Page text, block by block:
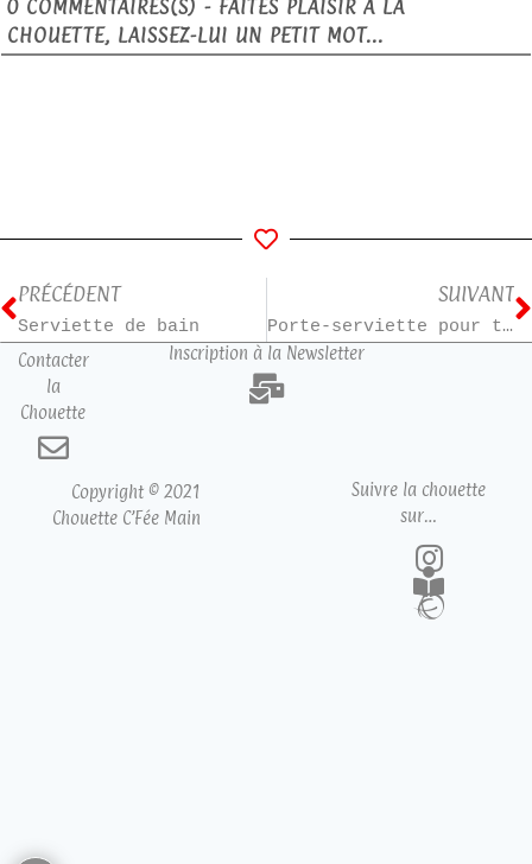
0 COMMENTAIRES(S) - FAITES PLAISIR À LA
CHOUETTE, LAISSEZ-LUI UN PETIT MOT...
PRÉCÉDENT
Serviette de bain
SUIVANT
Porte-serviette pour tata et tonton
Contacter
la
Chouette
Inscription à la Newsletter
Copyright © 2021
Chouette C’Fée Main
Suivre la chouette
sur…